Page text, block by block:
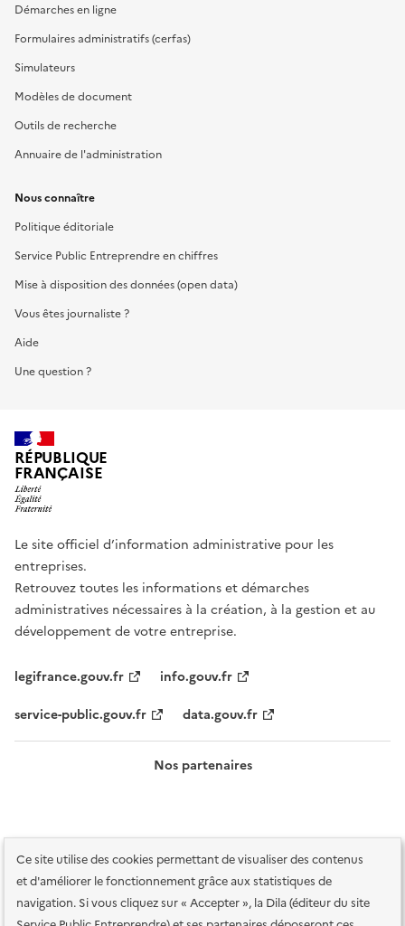
Ce site utilise des cookies permettant de visualiser des contenus
et d'améliorer le fonctionnement grâce aux statistiques de
navigation. Si vous cliquez sur « Accepter », la Dila (éditeur du site
Démarches en ligne
Formulaires administratifs (cerfas)
Simulateurs
Modèles de document
Outils de recherche
Annuaire de l'administration
Nous connaître
Politique éditoriale
Service Public Entreprendre en chiffres
Mise à disposition des données (open data)
Vous êtes journaliste ?
Aide
Une question ?
RÉPUBLIQUE
FRANÇAISE
Le site officiel d’information administrative pour les
entreprises.
Retrouvez toutes les informations et démarches
administratives nécessaires à la création, à la gestion et au
développement de votre entreprise.
legifrance.gouv.fr
info.gouv.fr
service-public.gouv.fr
data.gouv.fr
Nos partenaires